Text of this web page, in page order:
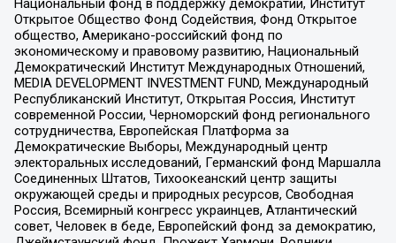
Национальный фонд в поддержку демократии, Институт
Открытое Общество Фонд Содействия, Фонд Открытое
общество, Американо-российский фонд по
экономическому и правовому развитию, Национальный
Демократический Институт Международных Отношений,
MEDIA DEVELOPMENT INVESTMENT FUND, Международный
Республиканский Институт, Открытая Россия, Институт
современной России, Черноморский фонд регионального
сотрудничества, Европейская Платформа за
Демократические Выборы, Международный центр
электоральных исследований, Германский фонд Маршалла
Соединенных Штатов, Тихоокеанский центр защиты
окружающей среды и природных ресурсов, Свободная
Россия, Всемирный конгресс украинцев, Атлантический
совет, Человек в беде, Европейский фонд за демократию,